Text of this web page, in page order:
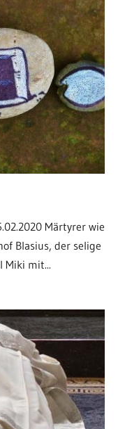
Märtyrer wie
Blasius, der selige
Miki mit...